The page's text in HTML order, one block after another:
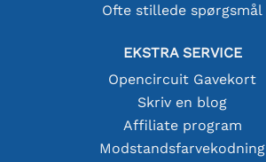
Ofte stillede spørgsmål
EKSTRA SERVICE
Opencircuit Gavekort
Skriv en blog
Affiliate program
Modstandsfarvekodning